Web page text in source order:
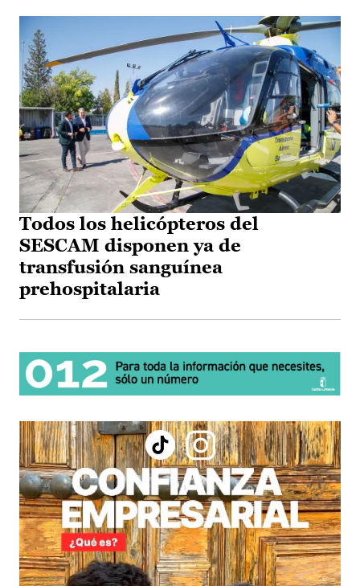
Todos los helicópteros del
SESCAM disponen ya de
transfusión sanguínea
prehospitalaria